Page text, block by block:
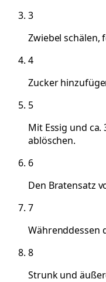
3
Zwiebel
4
Zucker
5
Mit Essig und
ablöschen.
6
Den Bratensatz
7
Währenddessen
8
Strunk und